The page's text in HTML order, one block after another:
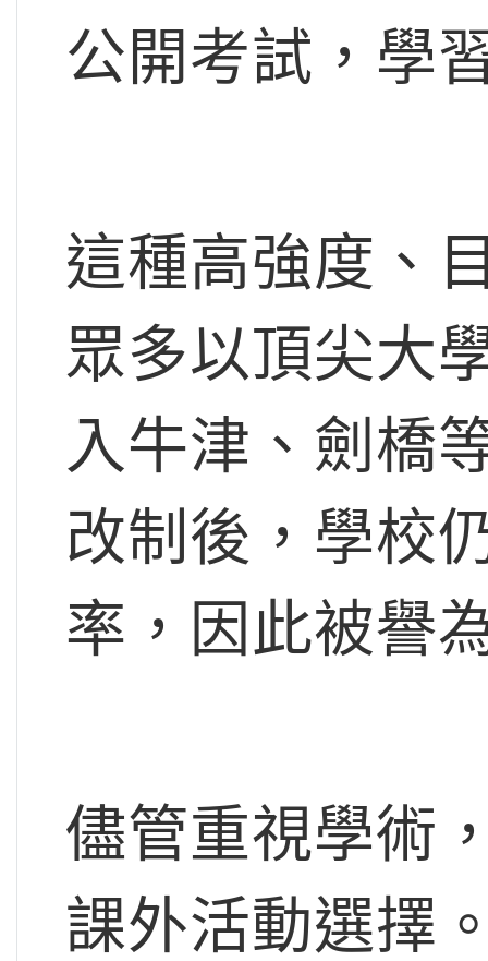
公開考試，學
這種高強度、
眾多以頂尖大
入牛津、劍橋
改制後，學校
率，因此被譽
儘管重視學術
課外活動選擇